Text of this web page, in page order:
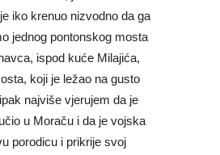
iko krenuo nizvodno da ga
jednog pontonskog mosta
ispod kuće Milajića,
koji je ležao na gusto
najviše vjerujem da je
u Moraču i da je vojska
porodicu i prikrije svoj